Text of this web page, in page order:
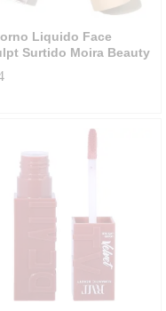
Liquido Face
Surtido Moira Beauty